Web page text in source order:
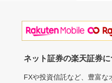
ネット証券の楽天証券
FXや投資信託など、豊富